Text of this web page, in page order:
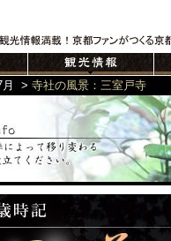
> 寺社の風景：三室戸寺